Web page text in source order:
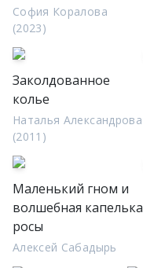
София Коралова
(2023)
Заколдованное
колье
Наталья Александрова
(2011)
Маленький гном и
волшебная капелька
росы
Алексей Сабадырь